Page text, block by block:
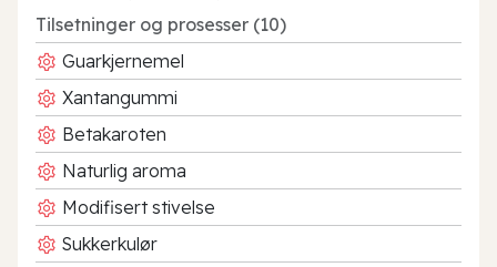
Tilsetninger og prosesser (10)
Guarkjernemel
Xantangummi
Betakaroten
Naturlig aroma
Modifisert stivelse
Sukkerkulør